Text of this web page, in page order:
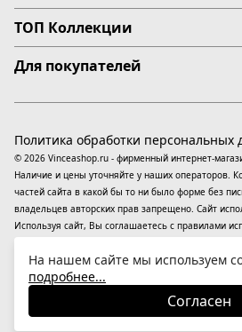
ТОП Коллекции
Для покупателей
© 2026 Vinceashop.ru - фирменный интернет-
Наличие и цены уточняйте у наших операторов.
частей сайта в какой бы то ни было форме без
владельцев авторских прав запрещено. Сайт
Используя сайт, Вы соглашаетесь с правилами
применяютсярекомендательные технологии
предоставления информации на основе сбора,
сведений, относящихся к предпочтениям
находящихся на территории Российской
Политика обработки персональных
На нашем сайте мы используем
подробнее...
Согласен